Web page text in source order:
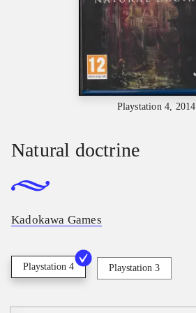
Playstation 4, 2014
Natural doctrine
Kadokawa Games
Playstation 4 Playstation 3